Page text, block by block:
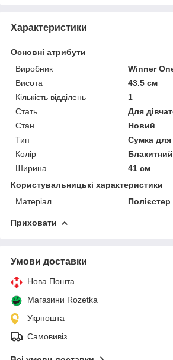
Характеристики
Основні атрибути
Виробник
Winner
Висота
43.5 см
Кількість відділень
1
Стать
Для
Стан
Новий
Тип
Сумка для
Колір
Блакитний
Ширина
41 см
Користувальницькі характеристики
Матеріал
Полієстер
Приховати
Умови доставки
Нова Пошта
Магазини Rozetka
Укрпошта
Самовивіз